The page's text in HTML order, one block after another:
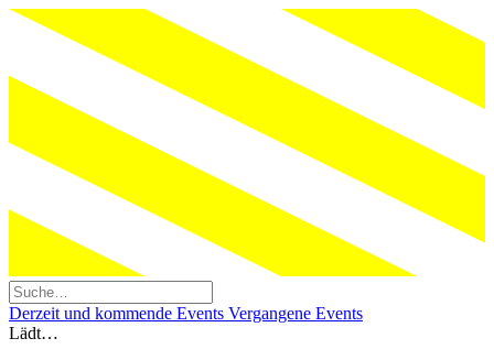
Derzeit und kommende Events Vergangene Events
Lädt…